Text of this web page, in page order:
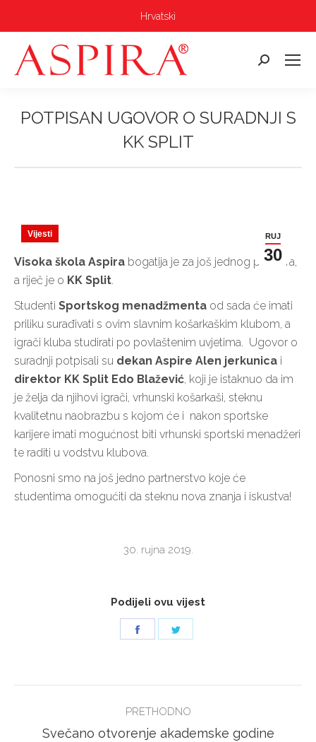
Hrvatski
Pretraga:
POTPISAN UGOVOR O SURADNJI S
KK SPLIT
RUJ
30
Vijesti
Visoka škola Aspira bogatija je za još jednog partnera,
a riječ je o KK Split.
Studenti Sportskog menadžmenta od sada će imati
priliku surađivati s ovim slavnim košarkaškim klubom, a
igrači kluba studirati po povlaštenim uvjetima. Ugovor o
suradnji potpisali su dekan Aspire Alen jerkunica i
direktor KK Split Edo Blažević, koji je istaknuo da im
je želja da njihovi igrači, vrhunski košarkaši, steknu
kvalitetnu naobrazbu s kojom će i nakon sportske
karijere imati mogućnost biti vrhunski sportski menadžeri
te raditi u vodstvu klubova.
Ponosni smo na još jedno partnerstvo koje će
studentima omogućiti da steknu nova znanja i iskustva!
30. rujna 2019.
Podijeli ovu vijest
NAVIGATION
PRETHODNO
Previous
Svečano otvorenje akademske godine